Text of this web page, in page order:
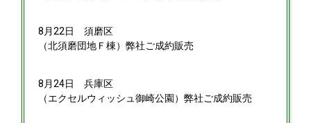
8月22日 須磨区
（北須磨団地Ｆ棟）弊社ご成約販売
8月24日 兵庫区
（エクセルウィッシュ御崎公園）弊社ご成約販売